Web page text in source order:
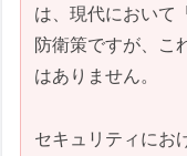
は、現代において
防衛策ですが、こ
はありません。
セキュリティにお